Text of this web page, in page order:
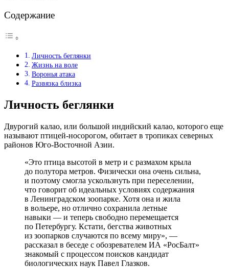
Содержание
Личность беглянки
Жизнь на воле
Воронья атака
Развязка близка
Личность беглянки
Двурогий калао, или большой индийский калао, которого еще
называют птицей-носорогом, обитает в тропиках северных
районов Юго-Восточной Азии.
«Это птица высотой в метр и с размахом крыла
до полутора метров. Физически она очень сильна,
и поэтому смогла ускользнуть при переселении,
что говорит об идеальных условиях содержания
в Ленинградском зоопарке. Хотя она и жила
в вольере, но отлично сохранила летные
навыки — и теперь свободно перемещается
по Петербургу. Кстати, бегства животных
из зоопарков случаются по всему миру», —
рассказал в беседе с обозревателем ИА «РосБалт»
знакомый с процессом поисков кандидат
биологических наук Павел Глазков.